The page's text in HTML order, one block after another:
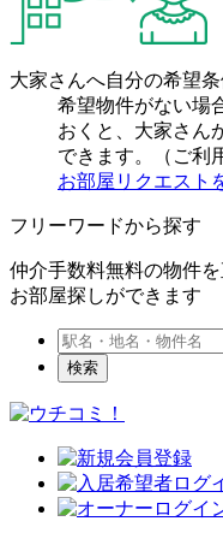
大家さんへ自分の希望
希望物件がない場
おくと、大家さん
できます。（ご利
お部屋リクエスト
フリーワードから探す
仲介手数料無料の物件
お部屋探しができます
検索